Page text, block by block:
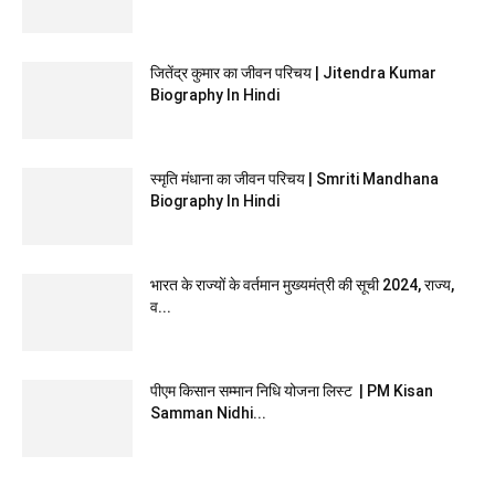
जितेंद्र कुमार का जीवन परिचय | Jitendra Kumar
Biography In Hindi
स्मृति मंधाना का जीवन परिचय | Smriti Mandhana
Biography In Hindi
भारत के राज्यों के वर्तमान मुख्यमंत्री की सूची 2024, राज्य,
व...
पीएम किसान सम्मान निधि योजना लिस्ट | PM Kisan
Samman Nidhi...